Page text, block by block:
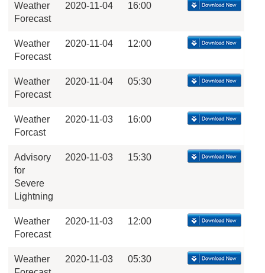
Weather
Forecast
2020-11-04 16:00
Weather
Forecast
2020-11-04 12:00
Weather
Forecast
2020-11-04 05:30
Weather
Forcast
2020-11-03 16:00
Advisory
for
Severe
Lightning
2020-11-03 15:30
Weather
Forecast
2020-11-03 12:00
Weather
2020-11-03 05:30